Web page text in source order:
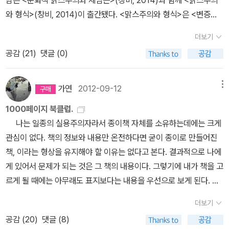
als' 투표에서 2만여 표 중 5천여 표를 얻어 움베르토 에코를 따돌리
고 최고의 대중 지성으로 꼽히기도 하였다(물론 영미 시사지들이 실
시한 것이라, 주로 영어권 네티즌들이 투표에 참여하였다는 한계는
있다). 알라딘 페이퍼들에는 주로 10위까지만 소개되어 있는데, 당시
05/10/15/prospectfp-top-100-public-intellectuals-result
s/), 100위까지를 모두 보려면 다음 페이지를 참조하면 되겠다(21위
가 프란시스 후쿠야마, 22위가 장 보들리야르, 23위가 슬라보예 지젝
이다. 아무래도 'Public Intellectuals'-현실참여적 지식인이기도 하
겠으나, 그 때문에 대중적 지식인이기도 할 것이다-를 뽑은 것이다 보
니, 100위까지 익숙한 이름들이 이어진다. https://web.archive.o
rg/web/20090930143349/http://www.prospectmagazine.
co.uk/prospect-100-intellectuals/).Top 201Noam Chomsk
her Hitchens6Paul Krugman7Jürgen Habermas8Amartya S
en9Jared Diamond10Salman Rushdie11Naomi Klein12Shirin
와 형식>(창비, 2014)이 출간됐다. <맑스주의와 형식>은 <변증법
다!). <문화적 맑스주의와 제임슨>의 소개는 이렇다. 오늘날 가장 영
향력있는 문학·문화비평가의 한 사람인 프레드릭 제임슨이 1982년
부터 2005년까지 세계적 지식인 16인과 진행한 10개의 인터뷰를
시기순으로 엮은 책으로, 20세기의 온갖 문화적 산물에 대한 제임슨
의 왕성한 탐구와 ‘문화적 맑스주의자’로서 그가 열정적으로 수행해
온 지적 작업의 면모를 생생하게 확인해볼 수 있다. 제임슨 '가장 영향
력있는 문학·문화비평가'로 호명되던 시절은 짐작컨대, 1990년대가
아니었을까. 포스트모더니즘 담론이 쏟아지던 때 제임슨은 포스트모
더니즘을 '후기자본주의의 문화논리'라고 비판하면서 소위 '문화적 맑
스주의' 입장을 대표했었다. 아쉽게 생각하는 건 당시 그의 대표작 <
포스트모더니즘, 혹은 후기자본주의의 문화논리>(1992)가 번역되
지 않은 점. 지금 생각해도 기이하기 짝이 없는데(창비의 책임 방기인
가?), 그 때문에 지금까지 다수의 책이 소개되었음에도 불구하고 찜
더보기
공감 (21) 댓글 (0)
가연 2012-09-12
1000페이지 북클럽.
나는 일종의 실용주의자라서 종이책 자체를 소유하는데에는 크게
관심이 없다. 책의 정보와 내용만 온전하다면 굳이 종이로 만들어진
책, 이라는 형상을 유지해야 할 이유는 없다고 본다. 결과적으로 나에
게 있어서 문제가 되는 것은 그 책의 내용이다. 그렇기에 내가 책을 고
르게 될 때에는 아무래도 표지보다는 내용을 우선으로 보게 된다. 물
난 표지디자인에는 감탄을 하기도 한다. 하지만 그런 기준은 내 안에
서는 순위에서 밀려나있다. 그러다보면 늘 내 손에 잡혀있는 책들은
더보기
공감 (20) 댓글 (8)